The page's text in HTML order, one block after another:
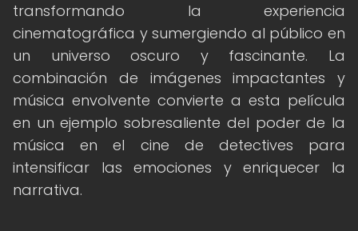
transformando la experiencia
cinematográfica y sumergiendo al público en
un universo oscuro y fascinante. La
combinación de imágenes impactantes y
música envolvente convierte a esta película
en un ejemplo sobresaliente del poder de la
música en el cine de detectives para
intensificar las emociones y enriquecer la
narrativa.